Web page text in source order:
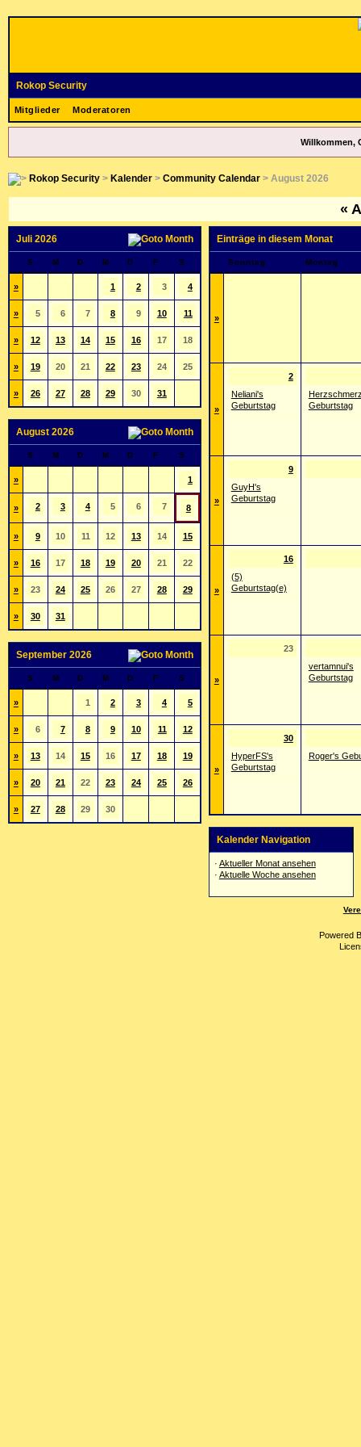
Rokop Security
Mitglieder Moderatoren
Willkommen,
Rokop Security> Kalender> Community Calendar> August 2026
«
Juli 2026
S M D M D F S
» 1 2 3 4
» 5 6 7 8 9 10 11
» 12 13 14 15 16 17 18
» 19 20 21 22 23 24 25
» 26 27 28 29 30 31
August 2026
S M D M D F S
» 1
» 2 3 4 5 6 7 8
» 9 10 11 12 13 14 15
» 16 17 18 19 20 21 22
» 23 24 25 26 27 28 29
» 30 31
September 2026
S M D M D F S
» 1 2 3 4 5
» 6 7 8 9 10 11 12
» 13 14 15 16 17 18 19
» 20 21 22 23 24 25 26
» 27 28 29 30
Einträge in diesem Monat
Sonntag Montag
»
»
2
Neliani's
Geburtstag
Geburtstag
»
9
GuyH's
Geburtstag
»
16
(5)
Geburtstag(e)
»
23
vertamnui's
Geburtstag
»
30
HyperFS's
Geburtstag
Roger's
Kalender Navigation
· Aktueller Monat ansehen
· Aktuelle Woche ansehen
Powered